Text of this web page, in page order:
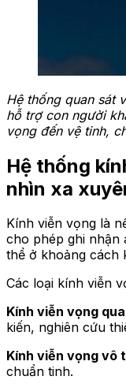
Hệ thống quan sát
hỗ trợ con người
vọng đến vệ tinh,
Hệ thống
nhìn xa
Kính viễn vọng là
cho phép ghi nhận
thể ở khoảng cách
Các loại kính viễn
Kính viễn vọng
kiến, nghiên cứu
Kính viễn vọng vô
chuẩn tinh.